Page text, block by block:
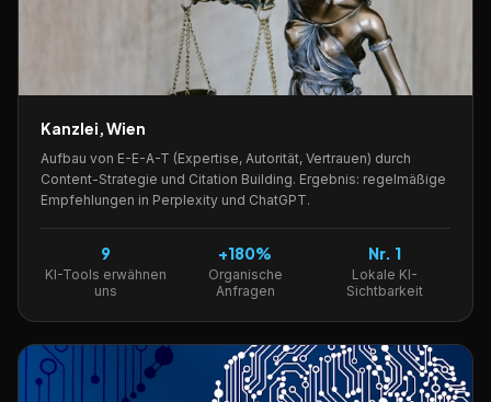
Kanzlei, Wien
Aufbau von E-E-A-T (Expertise, Autorität, Vertrauen) durch
Content-Strategie und Citation Building. Ergebnis: regelmäßige
Empfehlungen in Perplexity und ChatGPT.
9
KI-Tools erwähnen
uns
+180%
Organische
Anfragen
Nr. 1
Lokale KI-
Sichtbarkeit